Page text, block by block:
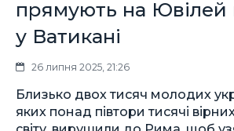
прямують на Ювілей
у Ватикані
26 липня 2025, 21:26
Близько двох тисяч молодих
яких понад півтори тисячі